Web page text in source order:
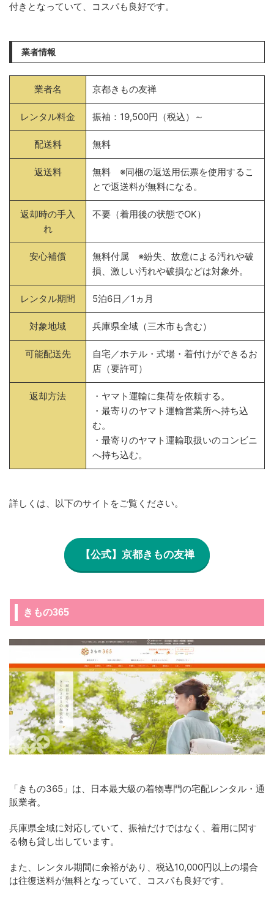
付きとなっていて、コスパも良好です。
業者情報
業者名 京都きもの友禅
レンタル料金 振袖：19,500円（税込）～
配送料 無料
返送料
無料 ※同梱の返送用伝票を使用するこ
とで返送料が無料になる。
返却時の手入
れ
不要（着用後の状態でOK）
安心補償
無料付属 ※紛失、故意による汚れや破
損、激しい汚れや破損などは対象外。
レンタル期間 5泊6日／1ヵ月
対象地域 兵庫県全域（三木市も含む）
可能配送先
自宅／ホテル・式場・着付けができるお
店（要許可）
返却方法
・ヤマト運輸に集荷を依頼する。
・最寄りのヤマト運輸営業所へ持ち込
む。
・最寄りのヤマト運輸取扱いのコンビニ
へ持ち込む。
詳しくは、以下のサイトをご覧ください。
【公式】京都きもの友禅
きもの365
「きもの365」は、日本最大級の着物専門の宅配レンタル・通
販業者。
兵庫県全域に対応していて、振袖だけではなく、着用に関す
る物も貸し出しています。
また、レンタル期間に余裕があり、税込10,000円以上の場合
は往復送料が無料となっていて、コスパも良好です。